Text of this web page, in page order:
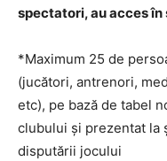
spectatori, au acces în
*Maximum 25 de
(jucători, antrenori,
etc), pe bază de tabel
clubului și prezentat la
disputării jocului